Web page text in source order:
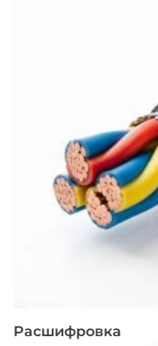
Расшифровка